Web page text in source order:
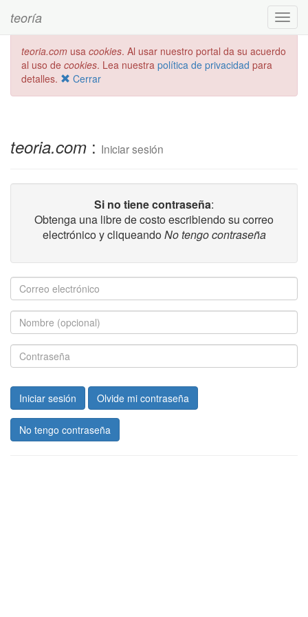
teoría
teoria.com usa cookies. Al usar nuestro portal da su acuerdo
al uso de cookies. Lea nuestra política de privacidad para
detalles.
Cerrar
teoria.com : Iniciar sesión
Si no tiene contraseña:
Obtenga una libre de costo escribiendo su correo
electrónico y cliqueando No tengo contraseña
Iniciar sesión Olvide mi contraseña
No tengo contraseña